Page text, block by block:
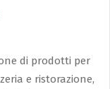
di prodotti per
e ristorazione,